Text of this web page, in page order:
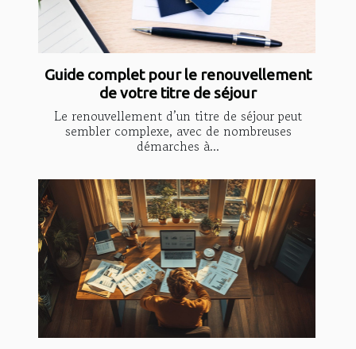
Guide complet pour le renouvellement
de votre titre de séjour
Le renouvellement d’un titre de séjour peut
sembler complexe, avec de nombreuses
démarches à...